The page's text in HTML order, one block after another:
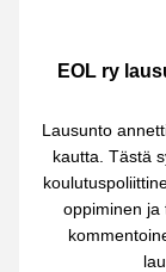
EOL ry
Lausunto
kautta. Tästä
oppiminen ja